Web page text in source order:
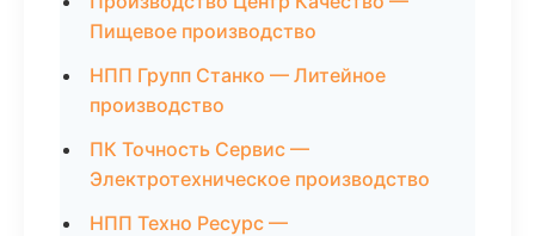
Пищевое производство
НПП Групп Станко — Литейное
производство
ПК Точность Сервис —
Электротехническое производство
НПП Техно Ресурс —